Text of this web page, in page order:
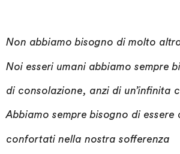
Non abbiamo bisogno di molto
Noi esseri umani abbiamo sempre
di consolazione, anzi di un’infinita
Abbiamo sempre bisogno di essere
confortati nella nostra sofferenza